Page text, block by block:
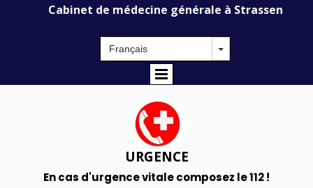
Cabinet de médecine générale à Strassen
URGENCE
En cas d'urgence vitale composez le 112 !